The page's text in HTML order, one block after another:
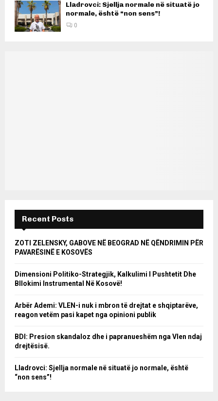
Lladrovci: Sjellja normale në situatë jo
normale, është “non sens”!
0
Recent Posts
ZOTI ZELENSKY, GABOVE NË BEOGRAD NË QËNDRIMIN PËR
PAVARËSINË E KOSOVËS
Dimensioni Politiko-Strategjik, Kalkulimi I Pushtetit Dhe
Bllokimi Instrumental Në Kosovë!
Arbër Ademi: VLEN-i nuk i mbron të drejtat e shqiptarëve,
reagon vetëm pasi kapet nga opinioni publik
BDI: Presion skandaloz dhe i papranueshëm nga Vlen ndaj
drejtësisë.
Lladrovci: Sjellja normale në situatë jo normale, është
“non sens”!